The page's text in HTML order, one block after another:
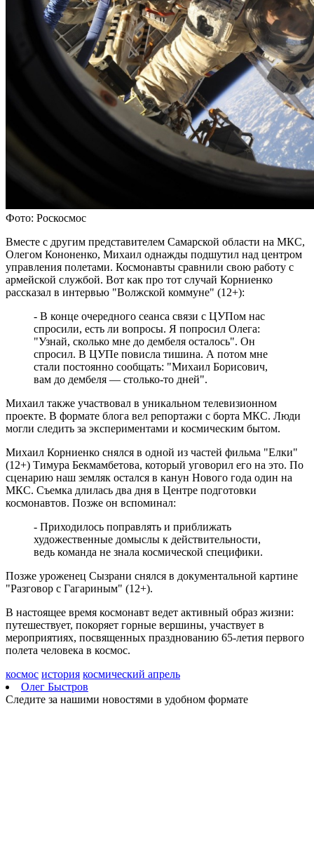
Фото: Роскосмос
Вместе с другим представителем Самарской области на МКС,
Олегом Кононенко, Михаил однажды подшутил над центром
управления полетами. Космонавты сравнили свою работу с
армейской службой. Вот как про тот случай Корниенко
рассказал в интервью "Волжской коммуне" (12+):
- В конце очередного сеанса связи с ЦУПом нас
спросили, есть ли вопросы. Я попросил Олега:
"Узнай, сколько мне до дембеля осталось". Он
спросил. В ЦУПе повисла тишина. А потом мне
стали постоянно сообщать: "Михаил Борисович,
вам до дембеля — столько-то дней".
Михаил также участвовал в уникальном телевизионном
проекте. В формате блога вел репортажи с борта МКС. Люди
могли следить за экспериментами и космическим бытом.
Михаил Корниенко снялся в одной из частей фильма "Елки"
(12+) Тимура Бекмамбетова, который уговорил его на это. По
сценарию наш земляк остался в канун Нового года один на
МКС. Съемка длилась два дня в Центре подготовки
космонавтов. Позже он вспоминал:
- Приходилось поправлять и приближать
художественные домыслы к действительности,
ведь команда не знала космической специфики.
Позже уроженец Сызрани снялся в документальной картине
"Разговор с Гагариным" (12+).
В настоящее время космонавт ведет активный образ жизни:
путешествует, покоряет горные вершины, участвует в
мероприятиях, посвященных празднованию 65-летия первого
полета человека в космос.
космос история космический апрель
Олег Быстров
Следите за нашими новостями в удобном формате